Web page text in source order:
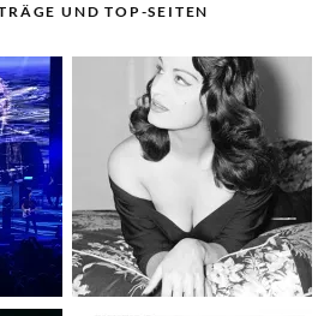
UND TOP-SEITEN